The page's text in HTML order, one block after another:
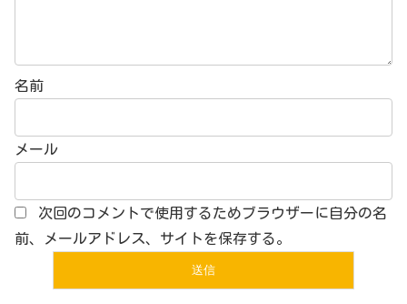
名前
メール
次回のコメントで使用するためブラウザーに自分の名
前、メールアドレス、サイトを保存する。